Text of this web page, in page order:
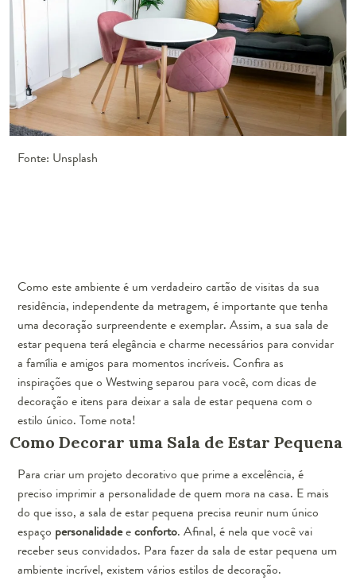
Fonte: Unsplash
Como este ambiente é um verdadeiro cartão de visitas da sua
residência, independente da metragem, é importante que tenha
uma decoração surpreendente e exemplar. Assim, a sua sala de
estar pequena terá elegância e charme necessários para convidar
a família e amigos para momentos incríveis. Confira as
inspirações que o Westwing separou para você, com dicas de
decoração e itens para deixar a sala de estar pequena com o
estilo único. Tome nota!
Como Decorar uma Sala de Estar Pequena
Para criar um projeto decorativo que prime a excelência, é
preciso imprimir a personalidade de quem mora na casa. E mais
do que isso, a sala de estar pequena precisa reunir num único
espaço personalidadeeconforto. Afinal, é nela que você vai
receber seus convidados. Para fazer da sala de estar pequena um
ambiente incrível, existem vários estilos de decoração.